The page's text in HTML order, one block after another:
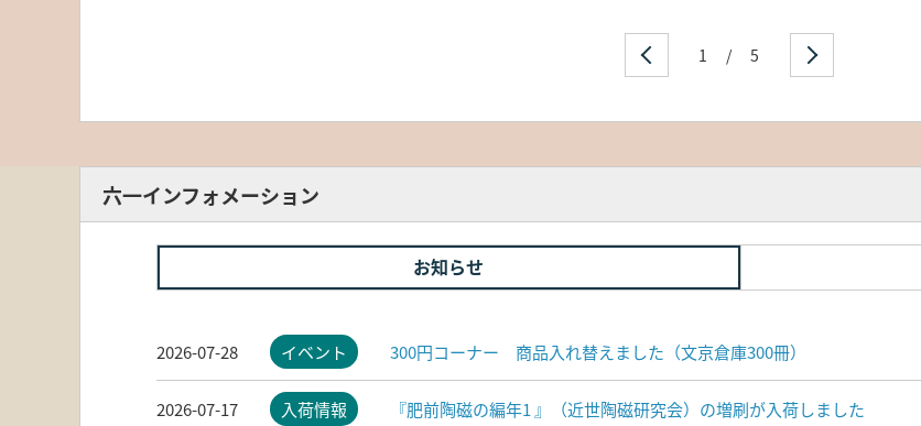
1 / 5
六一インフォメーション
お知らせ
2026-07-28 イベント 300円コーナー 商品入れ替えました（文京倉庫300冊）
2026-07-17 入荷情報 『肥前陶磁の編年1 』（近世陶磁研究会）の増刷が入荷しました